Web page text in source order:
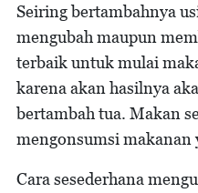
Seiring bertambahnya
mengubah maupun
terbaik untuk mulai
karena akan hasilnya
bertambah tua. Makan
mengonsumsi makanan
Cara sesederhana